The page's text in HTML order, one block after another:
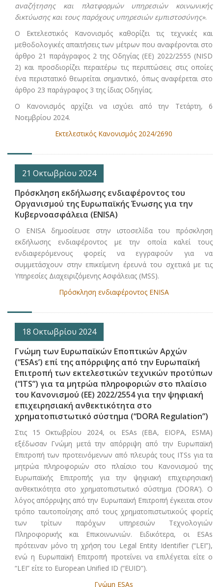
αναζήτησης και πλατφορμών υπηρεσιών κοινωνικής
δικτύωσης και τους παρόχους υπηρεσιών εμπιστοσύνης».
Ο Εκτελεστικός Κανονισμός καθορίζει τις τεχνικές και
μεθοδολογικές απαιτήσεις των μέτρων που αναφέρονται στο
άρθρο 21 παράγραφος 2 της Οδηγίας (ΕΕ) 2022/2555 (NISD
2) και προσδιορίζει περαιτέρω τις περιπτώσεις στις οποίες
ένα περιστατικό θεωρείται σημαντικό, όπως αναφέρεται στο
άρθρο 23 παράγραφος 3 της ίδιας Οδηγίας.
Ο Κανονισμός αρχίζει να ισχύει από την Τετάρτη, 6
Νοεμβρίου 2024.
Εκτελεστικός Κανονισμός 2024/2690
21 Οκτωβρίου 2024
Πρόσκληση εκδήλωσης ενδιαφέροντος του
Οργανισμού της Ευρωπαϊκής Ένωσης για την
Κυβερνοασφάλεια (ENISA)
Ο ENISA δημοσίευσε στην ιστοσελίδα του πρόσκληση
εκδήλωσης ενδιαφέροντος με την οποία καλεί τους
ενδιαφερόμενους φορείς να εγγραφούν για να
συμμετάσχουν στην επικείμενη έρευνά του σχετικά με τις
Υπηρεσίες Διαχειριζόμενης Ασφάλειας (MSS).
Πρόσκληση ενδιαφέροντος ENISA
18 Οκτωβρίου 2024
Γνώμη των Ευρωπαϊκών Εποπτικών Αρχών
(“ESAs’) επί της απόρριψης από την Ευρωπαϊκή
Επιτροπή των εκτελεστικών τεχνικών προτύπων
(“ITS”) για τα μητρώα πληροφοριών στο πλαίσιο
του Κανονισμού (ΕΕ) 2022/2554 για την ψηφιακή
επιχειρησιακή ανθεκτικότητα στο
χρηματοπιστωτικό σύστημα (“DORA Regulation”)
Στις 15 Οκτωβρίου 2024, οι ESAs (EBA, EIOPA, ESMA)
εξέδωσαν Γνώμη μετά την απόρριψη από την Ευρωπαϊκή
Επιτροπή των προτεινόμενων από πλευράς τους ITSs για τα
μητρώα πληροφοριών στο πλαίσιο του Κανονισμού της
Ευρωπαϊκής Επιτροπής για την ψηφιακή επιχειρησιακή
ανθεκτικότητα στο χρηματοπιστωτικό σύστημα (‘DORA’). Ο
λόγος απόρριψης από την Ευρωπαϊκή Επιτροπή έγκειται στον
τρόπο ταυτοποίησης από τους χρηματοπιστωτικούς φορείς
των τρίτων παρόχων υπηρεσιών Τεχνολογιών
Πληροφορικής και Επικοινωνιών. Ειδικότερα, οι ESAs
πρότειναν μόνο τη χρήση του Legal Entity Identifier (“LEI”),
ενώ η Ευρωπαϊκή Επιτροπή προτείνει να επιλέγεται είτε ο
“LEI” είτε το European Unified ID (“EUID”).
Γνώμη ESAs